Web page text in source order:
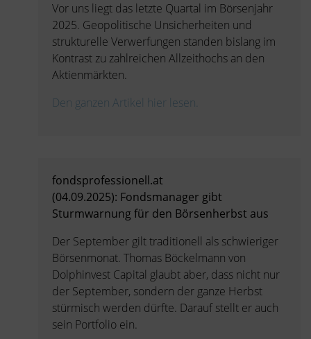
Vor uns liegt das letzte Quartal im Börsenjahr
2025. Geopolitische Unsicherheiten und
strukturelle Verwerfungen standen bislang im
Kontrast zu zahlreichen Allzeithochs an den
Aktienmärkten.
Den ganzen Artikel hier lesen.
fondsprofessionell.at
(04.09.2025): Fondsmanager gibt
Sturmwarnung für den Börsenherbst aus
Der September gilt traditionell als schwieriger
Börsenmonat. Thomas Böckelmann von
Dolphinvest Capital glaubt aber, dass nicht nur
der September, sondern der ganze Herbst
stürmisch werden dürfte. Darauf stellt er auch
sein Portfolio ein.